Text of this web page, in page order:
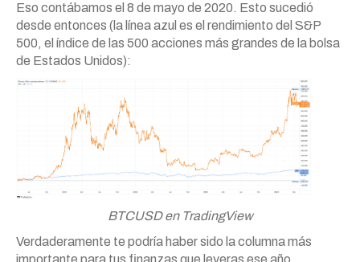
Eso contábamos el 8 de mayo de 2020. Esto sucedió
desde entonces (la línea azul es el rendimiento del S&P
500, el índice de las 500 acciones más grandes de la bolsa
de Estados Unidos):
BTCUSD en TradingView
Verdaderamente te podría haber sido la columna más